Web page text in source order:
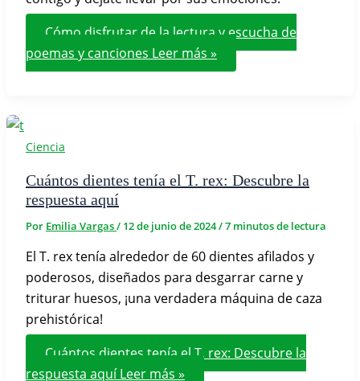
Cómo disfrutar de la lectura y escucha de
poemas y canciones Leer más »
Ciencia
Cuántos dientes tenía el T. rex: Descubre la
respuesta aquí
Por Emilia Vargas/ 12 de junio de 2024/7 minutos de lectura
El T. rex tenía alrededor de 60 dientes afilados y
poderosos, diseñados para desgarrar carne y
triturar huesos, ¡una verdadera máquina de caza
prehistórica!
Cuántos dientes tenía el T. rex: Descubre la
respuesta aquíLeer más »